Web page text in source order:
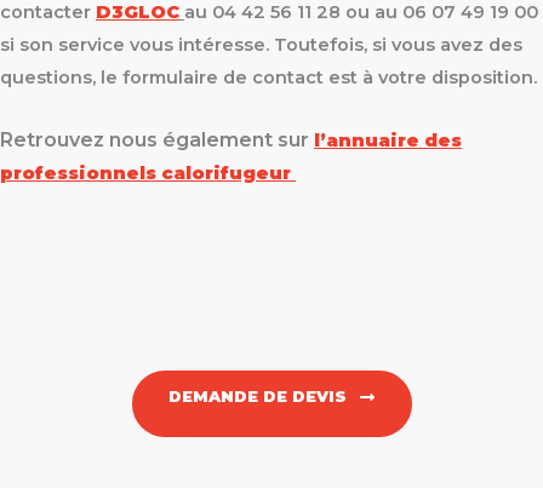
contacter D3GLOC au 04 42 56 11 28 ou au 06 07 49 19 00
si son service vous intéresse. Toutefois, si vous avez des
questions, le formulaire de contact est à votre disposition.
Retrouvez nous également sur
l’annuaire des
professionnels calorifugeur
DEMANDE DE DEVIS